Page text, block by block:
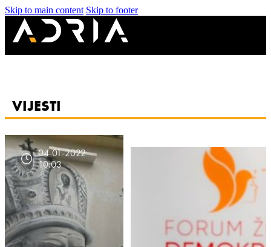
Skip to main content Skip to footer
VIJESTI
04-01-2022
10:03